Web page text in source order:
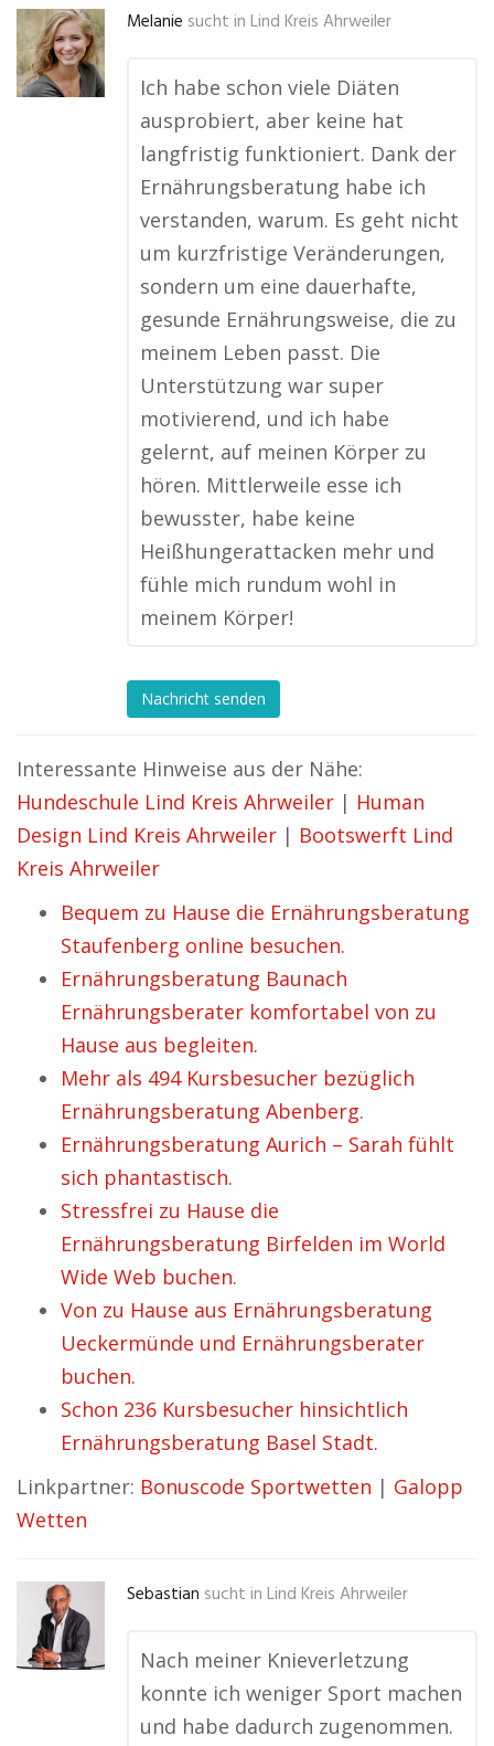
Melanie sucht in Lind Kreis Ahrweiler
Ich habe schon viele Diäten
ausprobiert, aber keine hat
langfristig funktioniert. Dank der
Ernährungsberatung habe ich
verstanden, warum. Es geht nicht
um kurzfristige Veränderungen,
sondern um eine dauerhafte,
gesunde Ernährungsweise, die zu
meinem Leben passt. Die
Unterstützung war super
motivierend, und ich habe
gelernt, auf meinen Körper zu
hören. Mittlerweile esse ich
bewusster, habe keine
Heißhungerattacken mehr und
fühle mich rundum wohl in
meinem Körper!
Nachricht senden
Interessante Hinweise aus der Nähe:
Hundeschule Lind Kreis Ahrweiler | Human
Design Lind Kreis Ahrweiler | Bootswerft Lind
Kreis Ahrweiler
Bequem zu Hause die Ernährungsberatung
Staufenberg online besuchen.
Ernährungsberatung Baunach
Ernährungsberater komfortabel von zu
Hause aus begleiten.
Mehr als 494 Kursbesucher bezüglich
Ernährungsberatung Abenberg.
Ernährungsberatung Aurich – Sarah fühlt
sich phantastisch.
Stressfrei zu Hause die
Ernährungsberatung Birfelden im World
Wide Web buchen.
Von zu Hause aus Ernährungsberatung
Ueckermünde und Ernährungsberater
buchen.
Schon 236 Kursbesucher hinsichtlich
Ernährungsberatung Basel Stadt.
Linkpartner: Bonuscode Sportwetten | Galopp
Wetten
Sebastian sucht in Lind Kreis Ahrweiler
Nach meiner Knieverletzung
konnte ich weniger Sport machen
und habe dadurch zugenommen.